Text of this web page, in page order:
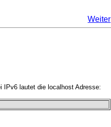
Weiter
IPv6 lautet die localhost Adresse: